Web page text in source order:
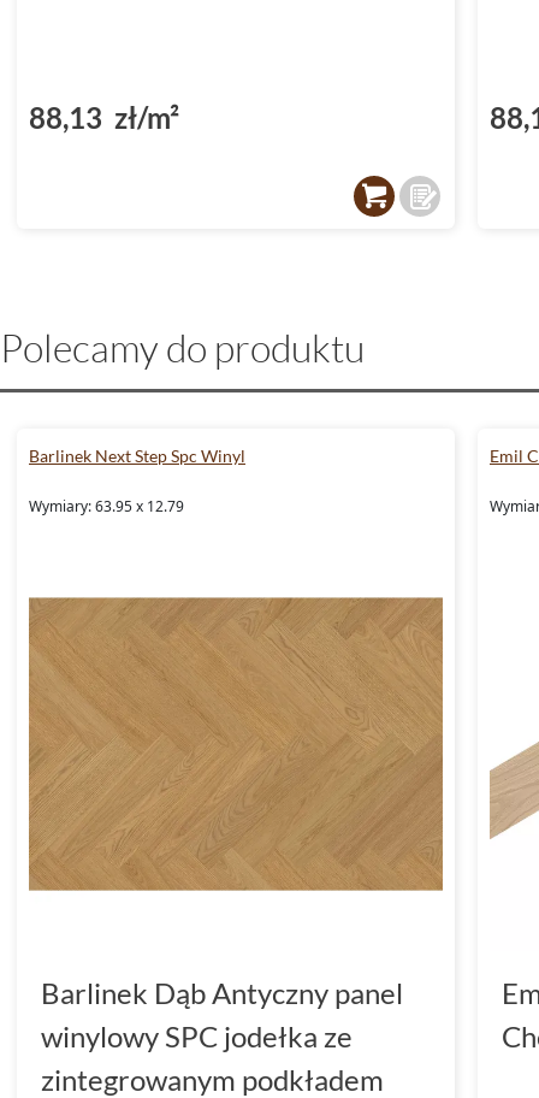
88,13 zł/m²
Polecamy do produktu
Barlinek Next Step Spc Winyl
Wymiary: 63.95 x 12.79
Barlinek Dąb Antyczny panel
winylowy SPC jodełka ze
zintegrowanym podkładem
Emil